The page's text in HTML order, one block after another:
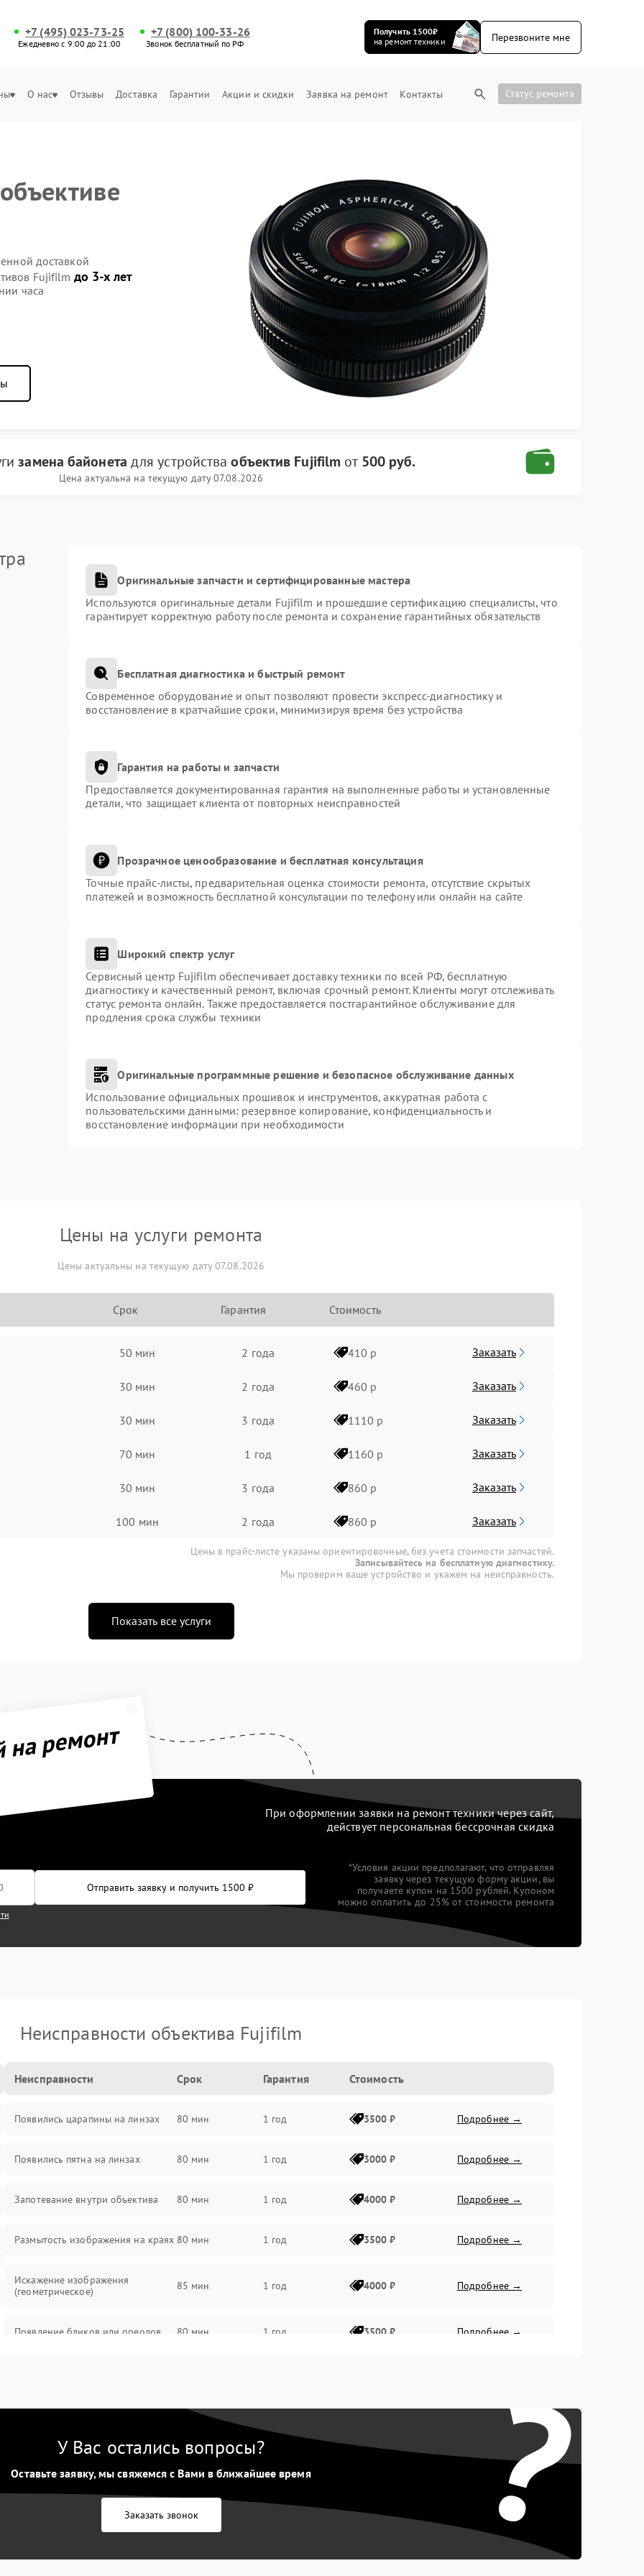
+7 (495) 023-73-25
Ежедневно с 9:00 до 21:00
+7 (800) 100-33-26
Звонок бесплатный по РФ
Получить 1500₽
на ремонт техники
Перезвоните мне
О нас Отзывы Доставка Гарантии Акции и скидки Заявка на ремонт Контакты Статус ремонта
доставкой
Fujifilm до 3-х лет
часа
замена байонета для устройстваобъектив Fujifilm от 500 руб.
Цена актуальна на текущую дату 07.08.2026
Оригинальные запчасти и сертифицированные мастера
Используются оригинальные детали Fujifilm и прошедшие сертификацию специалисты, что
гарантирует корректную работу после ремонта и сохранение гарантийных обязательств
Бесплатная диагностика и быстрый ремонт
Современное оборудование и опыт позволяют провести экспресс-диагностику и
восстановление в кратчайшие сроки, минимизируя время без устройства
Гарантия на работы и запчасти
Предоставляется документированная гарантия на выполненные работы и установленные
детали, что защищает клиента от повторных неисправностей
Прозрачное ценообразование и бесплатная консультация
Точные прайс-листы, предварительная оценка стоимости ремонта, отсутствие скрытых
платежей и возможность бесплатной консультации по телефону или онлайн на сайте
Широкий спектр услуг
Сервисный центр Fujifilm обеспечивает доставку техники по всей РФ, бесплатную
диагностику и качественный ремонт, включая срочный ремонт. Клиенты могут отслеживать
статус ремонта онлайн. Также предоставляется постгарантийное обслуживание для
продления срока службы техники
Оригинальные программные решение и безопасное обслуживание данных
Использование официальных прошивок и инструментов, аккуратная работа с
пользовательскими данными: резервное копирование, конфиденциальность и
восстановление информации при необходимости
Цены на услуги ремонта
Цены актуальны на текущую дату 07.08.2026
Срок Гарантия Стоимость
50 мин 2 года 410 р Заказать
30 мин 2 года 460 р Заказать
30 мин 3 года 1110 р Заказать
70 мин 1 год 1160 р Заказать
30 мин 3 года 860 р Заказать
100 мин 2 года 860 р Заказать
Цены в прайс-листе указаны ориентировочные, без учета стоимости запчастей.
Записывайтесь на бесплатную диагностику.
Мы проверим ваше устройство и укажем на неисправность.
Показать все услуги
ремонт
При оформлении заявки на ремонт техники через сайт,
действует персональная бессрочная скидка
Отправить заявку и получить 1500 ₽
*Условия акции предполагают, что отправляя
заявку через текущую форму акции, вы
получаете купон на 1500 рублей. Купоном
можно оплатить до 25% от стоимости ремонта
Неисправности объектива Fujifilm
Неисправности Срок Гарантия Стоимость
Появились царапины на линзах 80 мин 1 год 3500 ₽ Подробнее →
Появились пятна на линзах 80 мин 1 год 3000 ₽ Подробнее →
Запотевание внутри объектива 80 мин 1 год 4000 ₽ Подробнее →
Размытость изображения на краях 80 мин 1 год 3500 ₽ Подробнее →
Искажение изображения
(геометрическое)
85 мин 1 год 4000 ₽ Подробнее →
Появление бликов или ореолов 80 мин 1 год 3500 ₽ Подробнее →
?
У Вас остались вопросы?
Оставьте заявку, мы свяжемся с Вами в ближайшее время
Заказать звонок